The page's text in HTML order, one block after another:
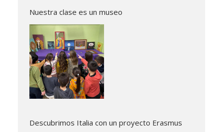
Nuestra clase es un museo
Descubrimos Italia con un proyecto Erasmus